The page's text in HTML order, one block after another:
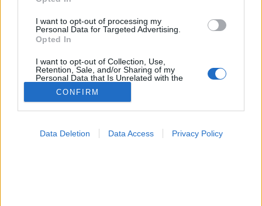
I want to opt-out of processing my
Personal Data for Targeted Advertising.
Opted In
I want to opt-out of Collection, Use,
Retention, Sale, and/or Sharing of my
Personal Data that Is Unrelated with the
Purposes for which it was collected.
Opted Out
CONFIRM
Data Deletion Data Access Privacy Policy